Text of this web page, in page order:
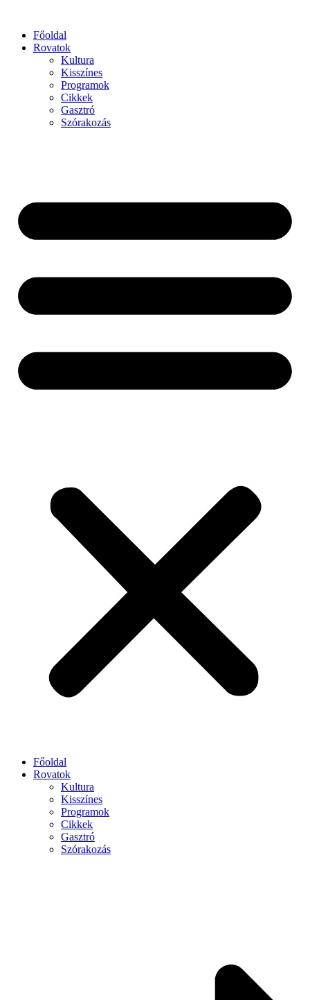
Főoldal
Rovatok
Kultura
Kisszínes
Programok
Cikkek
Gasztró
Szórakozás
Főoldal
Rovatok
Kultura
Kisszínes
Programok
Cikkek
Gasztró
Szórakozás